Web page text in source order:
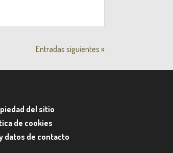
Entradas siguientes »
del sitio
de cookies
datos de contacto